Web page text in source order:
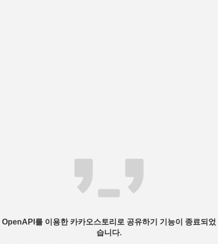
OpenAPI를 이용한 카카오스토리로 공유하기 기능이 종료되었
습니다.